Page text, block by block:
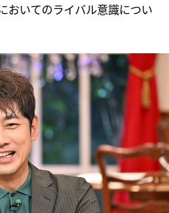
おいてのライバル意識につい